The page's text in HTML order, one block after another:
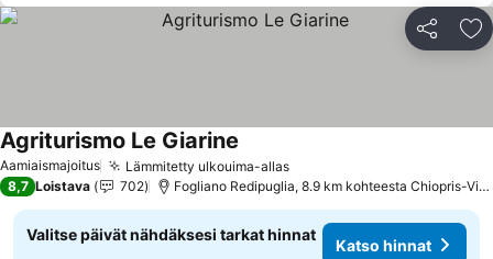
Jaa
Aamiaismajoitus Lämmitetty ulkouima-allas
Agriturismo Le Giarine
8,7 Loistava 702 Fogliano Redipuglia, 8.9 km kohteesta Chiopris-Viscone
Valitse päivät nähdäksesi tarkat hinnat
Katso hinnat